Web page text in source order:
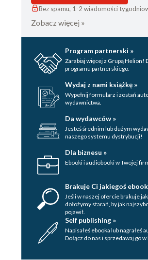
Bez spamu, 1-2 wiadomości
Zobacz więcej »
Program partnerski »
Zarabiaj więcej z Grupą Helion!
programu partnerskiego.
Wydaj z nami książkę »
Wypełnij formularz i zostań
wydawnictwa.
Da wydawców »
Jesteś średnim lub dużym
naszego systemu dystrybucji!
Dla biznesu »
Ebooki i audiobooki w Twojej
Brakuje Ci jakiegoś
Jeśli w naszej ofercie brakuje
dołożymy starań, by jak
pojawił.
Self publishing »
Napisałeś ebooka lub nagrałeś
Dołącz do nas i sprzedawaj go